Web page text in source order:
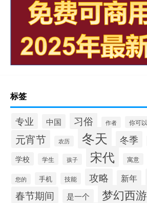
标签
专业 中国 习俗 作者 你可以
元宵节 农历 冬天 冬季
学校 学生 孩子 宋代 寓意
您的 手机 技能 攻略 新年
春节期间 是一个 梦幻西游